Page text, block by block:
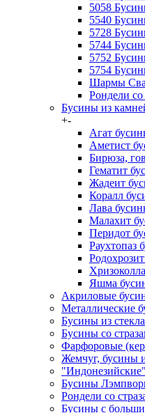
5058
5540
5728
5744
5752
5754
Шармы
Рондели
Бусины из
+-
Агат
Аметист
Бирюза,
Гематит
Жадеит
Коралл
Лава
Малахит
Перидот
Раухтопаз
Яшма
Акриловые
Металлические
Бусины из стекла
Бусины со
Фарфоровые
Жемчуг, бусины
Бусины
Рондели со
Бусины с